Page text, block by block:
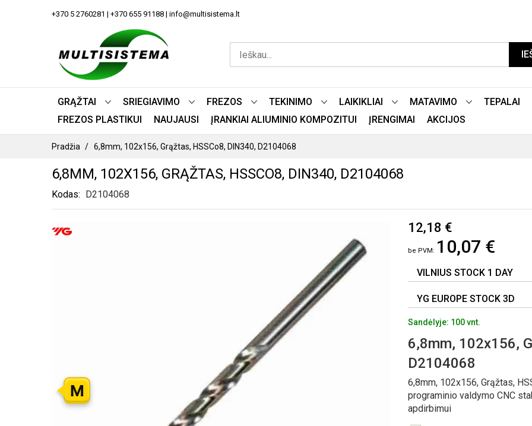
+370 5 2760281 | +370 655 91188 | info@multisistema.lt
GRĄŽTAI SRIEGIAVIMO FREZOS TEKINIMO LAIKIKLIAI MATAVIMO TEPALAI
FREZOS PLASTIKUI
NAUJAUSI ĮRANKIAI ALIUMINIO KOMPOZITUI ĮRENGIMAI AKCIJOS
Pradžia 6,8mm, 102x156, Grąžtas, HSSCo8, DIN340, D2104068
6,8MM, 102X156, GRĄŽTAS, HSSCO8, DIN340, D2104068
Kodas D2104068
PEREITI
M
12,18 €
10,07 €
VILNIUS STOCK 1 DAY
YG EUROPE STOCK 3D
Sandėlyje: 100 vnt.
6,8mm, 102x156,
D2104068
6,8mm, 102x156, Grąžtas,
programinio valdymo CNC
apdirbimui